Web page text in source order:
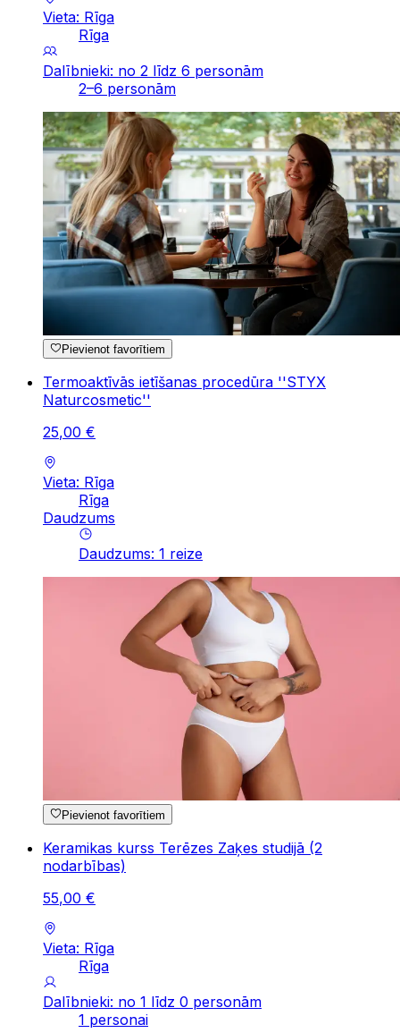
Vieta: Rīga
Rīga
Dalībnieki: no 2 līdz 6 personām
2–6 personām
Pievienot favorītiem
Termoaktīvās ietīšanas procedūra ''STYX
Naturcosmetic''
25,00 €
Vieta: Rīga
Rīga
Daudzums
Daudzums: 1 reize
Pievienot favorītiem
Keramikas kurss Terēzes Zaķes studijā (2
nodarbības)
55,00 €
Vieta: Rīga
Rīga
Dalībnieki: no 1 līdz 0 personām
1 personai